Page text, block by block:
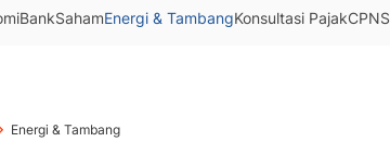
BankSahamEnergi & TambangKonsultasi PajakCPNS
Energi & Tambang